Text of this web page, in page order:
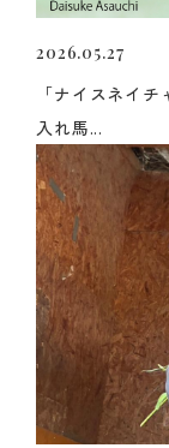
2026.05.27
「ナイスネイ
入れ馬...